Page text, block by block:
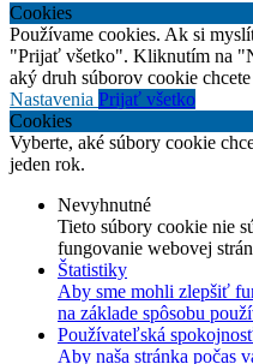
Cookies
Používame cookies. Ak si
"Prijať všetko". Kliknutím na
aký druh súborov cookie
Nastavenia Prijať všetko
Cookies
Vyberte, aké súbory cookie
jeden rok.
Nevyhnutné
Tieto súbory cookie nie
fungovanie webovej
Štatistiky
Aby sme mohli zlepšiť
na základe spôsobu
Používateľská
Aby naša stránka počas